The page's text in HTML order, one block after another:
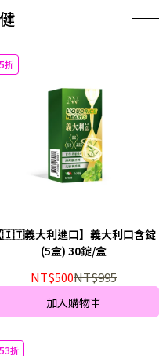
5折
🇮🇹義大利進口】義大利口含錠
(5盒) 30錠/盒
NT$500NT$995
加入購物車
53折